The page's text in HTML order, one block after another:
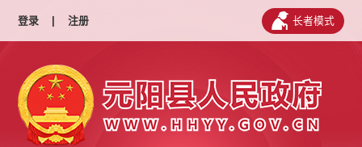
登录 | 注册 长者模式